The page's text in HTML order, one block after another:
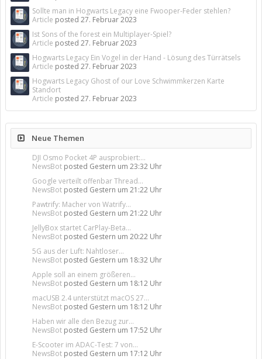
Sollte man in Hogwarts Legacy eine Fwooper-Feder stehlen?
Article posted 27. Februar 2023
Ist Sons of the forest ein Multiplayer-Spiel?
Article posted 27. Februar 2023
Hogwarts Legacy Ein Vogel in der Hand - Lösung des Türrätsels
Article posted 27. Februar 2023
Hogwarts Legacy Ghost of our Love Schwimmkerzen Karte
Standort
Article posted 27. Februar 2023
Neue Themen
DJI Osmo Pocket 4P ausprobiert:...
NewsBot posted Gestern um 23:32 Uhr
Google verteilt offenbar Thread...
NewsBot posted Gestern um 21:22 Uhr
Pawtrify: Macher von Watrify...
NewsBot posted Gestern um 21:22 Uhr
JellyBox startet CarPlay-Beta...
NewsBot posted Gestern um 20:22 Uhr
5G aus der Luft: Nahtloser...
NewsBot posted Gestern um 18:32 Uhr
Apple soll an einem größeren...
NewsBot posted Gestern um 18:12 Uhr
macUSB 2.4 unterstützt macOS 27...
NewsBot posted Gestern um 18:12 Uhr
Haben wir alle den Bezug zur...
NewsBot posted Gestern um 17:52 Uhr
E-Scooter im ADAC-Test: 7 von...
NewsBot posted Gestern um 17:12 Uhr